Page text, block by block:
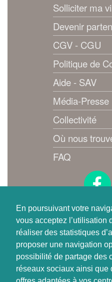
En poursuivant votre
vous acceptez l’utilisation
réaliser des statistiques
proposer une navigation
possibilité de partage des
réseaux sociaux ainsi que
Solliciter ma
Devenir
CGV - CGU
Politique de
Aide - SAV
Média-Presse
Collectivité
Où nous
FAQ